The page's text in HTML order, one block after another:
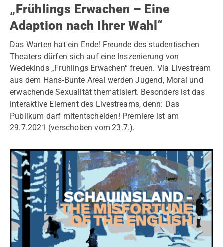
„Frühlings Erwachen – Eine
Adaption nach Ihrer Wahl“
Das Warten hat ein Ende! Freunde des studentischen
Theaters dürfen sich auf eine Inszenierung von
Wedekinds „Frühlings Erwachen“ freuen. Via Livestream
aus dem Hans-Bunte Areal werden Jugend, Moral und
erwachende Sexualität thematisiert. Besonders ist das
interaktive Element des Livestreams, denn: Das
Publikum darf mitentscheiden! Premiere ist am
29.7.2021 (verschoben vom 23.7.).